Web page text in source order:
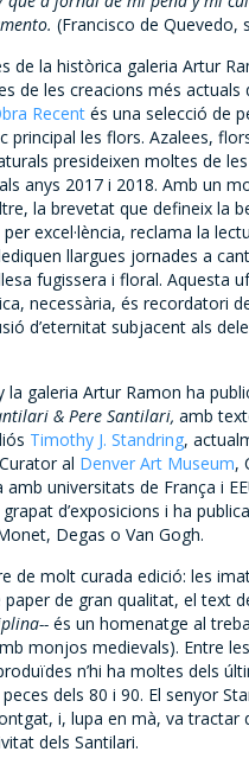
(Francisco de Quevedo,
de la històrica galeria Artur
de les creacions més actuals
Recent és una selecció de
principal les flors. Azalees,
presideixen moltes de
anys 2017 i 2018. Amb un
la brevetat que defineix la
excel·lència, reclama la
llargues jornades a
fugissera i floral. Aquesta
necessària, és recordatori
d’eternitat subjacent als
la galeria Artur Ramon ha
& Pere Santilari, amb
Timothy J. Standring,
al Denver Art Museum,
amb universitats de França i
d’exposicions i ha
Degas o Van Gogh.
de molt curada edició: les
de gran qualitat, el text
és un homenatge al
monjos medievals). Entre
n’hi ha moltes dels
dels 80 i 90. El senyor
i, lupa en mà, va tractar
dels Santilari.